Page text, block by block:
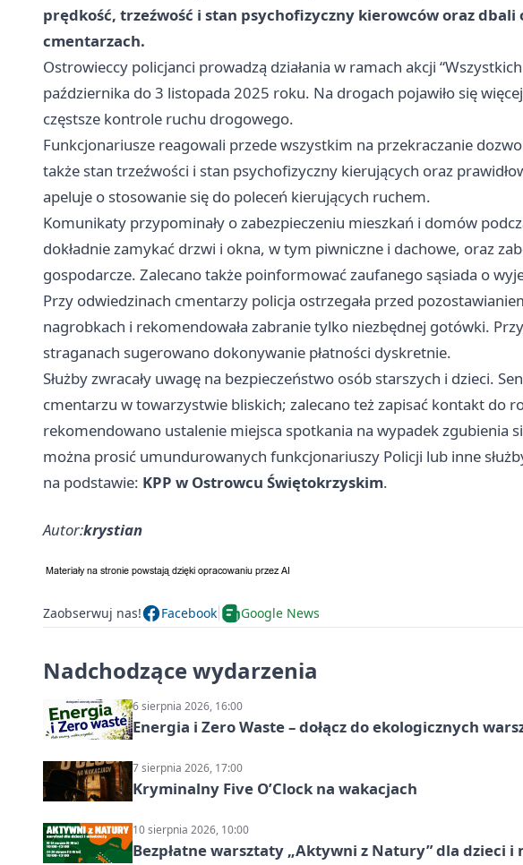
prędkość, trzeźwość i stan psychofizyczny kierowców oraz dbali
cmentarzach.
Ostrowieccy policjanci prowadzą działania w ramach akcji
października do 3 listopada 2025 roku. Na drogach pojawiło się
częstsze kontrole ruchu drogowego.
Funkcjonariusze reagowali przede wszystkim na przekraczanie
także stan trzeźwości i stan psychofizyczny kierujących oraz
apeluje o stosowanie się do poleceń kierujących ruchem.
Komunikaty przypominały o zabezpieczeniu mieszkań i domów
dokładnie zamykać drzwi i okna, w tym piwniczne i dachowe, oraz
gospodarcze. Zalecano także poinformować zaufanego sąsiada o
Przy odwiedzinach cmentarzy policja ostrzegała przed
nagrobkach i rekomendowała zabranie tylko niezbędnej gotówki.
straganach sugerowano dokonywanie płatności dyskretnie.
Służby zwracały uwagę na bezpieczeństwo osób starszych i dzieci.
cmentarzu w towarzystwie bliskich; zalecano też zapisać kontakt do
rekomendowano ustalenie miejsca spotkania na wypadek zgubienia
można prosić umundurowanych funkcjonariuszy Policji lub inne
na podstawie: KPP w Ostrowcu Świętokrzyskim.
Autor:krystian
Zaobserwuj nas! Facebook Google News
Nadchodzące wydarzenia
6 sierpnia 2026, 16:00
Energia i Zero Waste – dołącz do ekologicznych
7 sierpnia 2026, 17:00
Kryminalny Five O’Clock na wakacjach
10 sierpnia 2026, 10:00
Bezpłatne warsztaty „Aktywni z Natury” dla dzieci i